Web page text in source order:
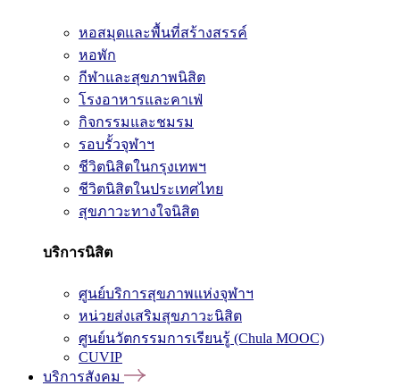
หอสมุดและพื้นที่สร้างสรรค์
หอพัก
กีฬาและสุขภาพนิสิต
โรงอาหารและคาเฟ่
กิจกรรมและชมรม
รอบรั้วจุฬาฯ
ชีวิตนิสิตในกรุงเทพฯ
ชีวิตนิสิตในประเทศไทย
สุขภาวะทางใจนิสิต
บริการนิสิต
ศูนย์บริการสุขภาพแห่งจุฬาฯ
หน่วยส่งเสริมสุขภาวะนิสิต
ศูนย์นวัตกรรมการเรียนรู้ (Chula MOOC)
CUVIP
บริการสังคม